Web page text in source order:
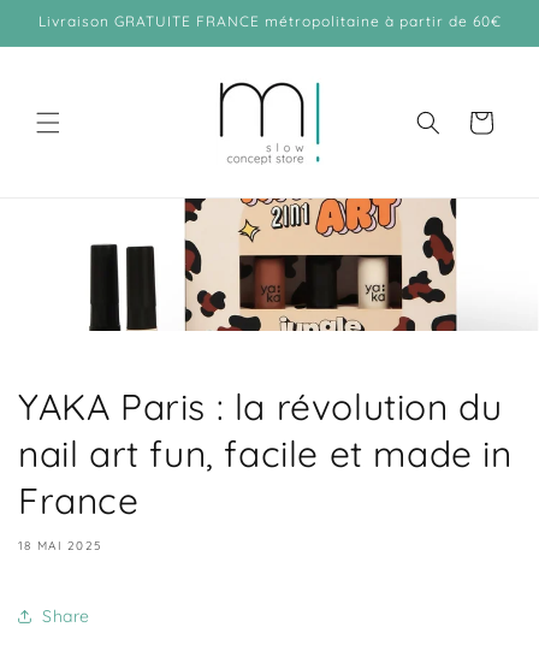
passer
au
Livraison GRATUITE FRANCE métropolitaine à partir de 60€
Panier
YAKA Paris : la révolution du
nail art fun, facile et made in
France
18 MAI 2025
Share